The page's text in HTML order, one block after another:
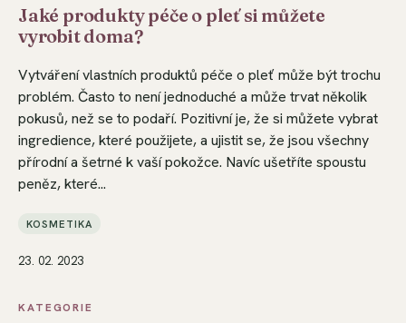
Jaké produkty péče o pleť si můžete
vyrobit doma?
Vytváření vlastních produktů péče o pleť může být trochu
problém. Často to není jednoduché a může trvat několik
pokusů, než se to podaří. Pozitivní je, že si můžete vybrat
ingredience, které použijete, a ujistit se, že jsou všechny
přírodní a šetrné k vaší pokožce. Navíc ušetříte spoustu
peněz, které...
KOSMETIKA
23. 02. 2023
KATEGORIE